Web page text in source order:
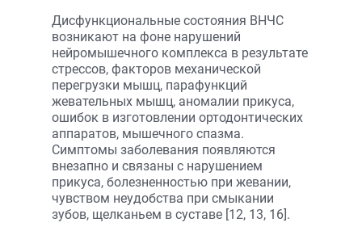
Дисфункциональные состояния ВНЧС
возникают на фоне нарушений
нейромышечного комплекса в результате
стрессов, факторов механической
перегрузки мышц, парафункций
жевательных мышц, аномалии прикуса,
ошибок в изготовлении ортодонтических
аппаратов, мышечного спазма.
Симптомы заболевания появляются
внезапно и связаны с нарушением
прикуса, болезненностью при жевании,
чувством неудобства при смыкании
зубов, щелканьем в суставе [12, 13, 16].